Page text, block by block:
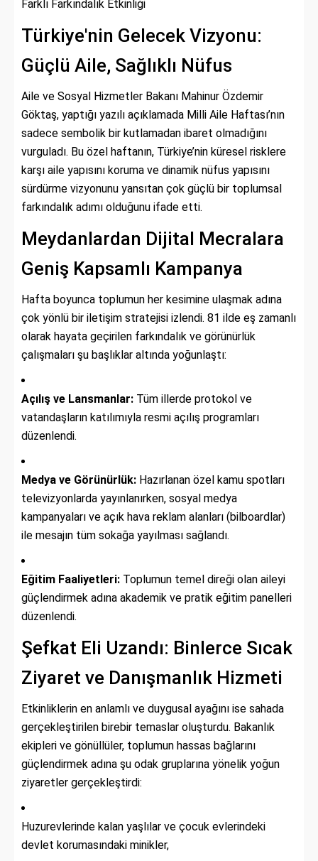
Farklı Farkındalık Etkinliği
Türkiye'nin Gelecek Vizyonu:
Güçlü Aile, Sağlıklı Nüfus
Aile ve Sosyal Hizmetler Bakanı Mahinur Özdemir
Göktaş, yaptığı yazılı açıklamada Milli Aile Haftası’nın
sadece sembolik bir kutlamadan ibaret olmadığını
vurguladı. Bu özel haftanın, Türkiye’nin küresel risklere
karşı aile yapısını koruma ve dinamik nüfus yapısını
sürdürme vizyonunu yansıtan çok güçlü bir toplumsal
farkındalık adımı olduğunu ifade etti.
Meydanlardan Dijital Mecralara
Geniş Kapsamlı Kampanya
Hafta boyunca toplumun her kesimine ulaşmak adına
çok yönlü bir iletişim stratejisi izlendi. 81 ilde eş zamanlı
olarak hayata geçirilen farkındalık ve görünürlük
çalışmaları şu başlıklar altında yoğunlaştı:
Açılış ve Lansmanlar: Tüm illerde protokol ve
vatandaşların katılımıyla resmi açılış programları
düzenlendi.
Medya ve Görünürlük: Hazırlanan özel kamu spotları
televizyonlarda yayınlanırken, sosyal medya
kampanyaları ve açık hava reklam alanları (bilboardlar)
ile mesajın tüm sokağa yayılması sağlandı.
Eğitim Faaliyetleri: Toplumun temel direği olan aileyi
güçlendirmek adına akademik ve pratik eğitim panelleri
düzenlendi.
Şefkat Eli Uzandı: Binlerce Sıcak
Ziyaret ve Danışmanlık Hizmeti
Etkinliklerin en anlamlı ve duygusal ayağını ise sahada
gerçekleştirilen birebir temaslar oluşturdu. Bakanlık
ekipleri ve gönüllüler, toplumun hassas bağlarını
güçlendirmek adına şu odak gruplarına yönelik yoğun
ziyaretler gerçekleştirdi:
Huzurevlerinde kalan yaşlılar ve çocuk evlerindeki
devlet korumasındaki minikler,